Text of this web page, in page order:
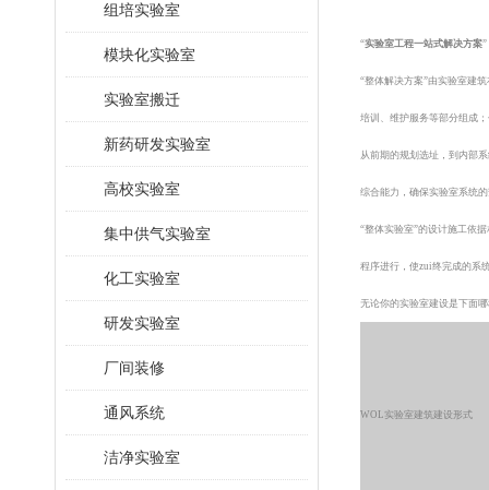
组培实验室
模块化实验室
实验室搬迁
新药研发实验室
高校实验室
集中供气实验室
化工实验室
研发实验室
厂间装修
通风系统
洁净实验室
“实验室工程一站式解决方案”
“整体解决方案”由实验室建
培训、维护服务等部分组成
从前期的规划选址，到内部
综合能力，确保实验室系统
“整体实验室”的设计施工依
程序进行，使zui终完成的系
无论你的实验室建设是下面
WOL实验室建筑建设形式